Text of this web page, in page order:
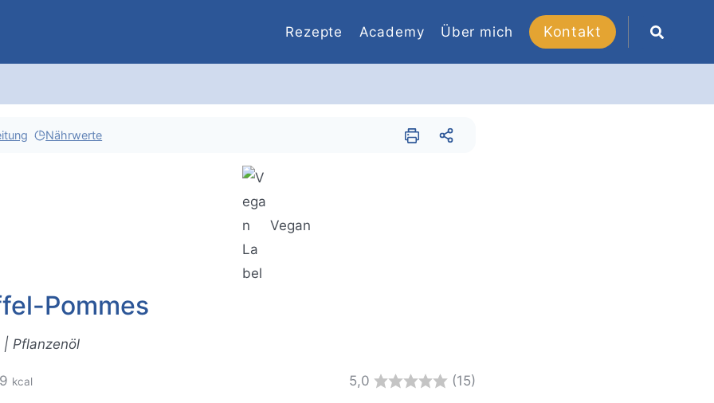
Rezepte Academy Über mich Kontakt
Nährwerte
Vegan
Pommes
Pflanzenöl
kcal 5,0 (15)